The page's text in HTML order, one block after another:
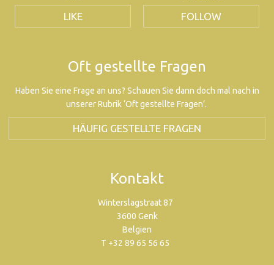
LIKE FOLLOW
Oft gestellte Fragen
Haben Sie eine Frage an uns? Schauen Sie dann doch mal nach in
unserer Rubrik ‘Oft gestellte Fragen’.
HÄUFIG GESTELLTE FRAGEN
Kontakt
Winterslagstraat 87
3600 Genk
Belgien
T +32 89 65 56 65